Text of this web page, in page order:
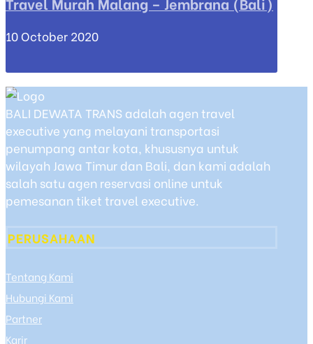
10 October 2020
BALI DEWATA TRANS adalah agen travel
executive yang melayani transportasi
penumpang antar kota, khususnya untuk
wilayah Jawa Timur dan Bali, dan kami adalah
salah satu agen reservasi online untuk
pemesanan tiket travel executive.
PERUSAHAAN
Tentang Kami
Hubungi Kami
Partner
Karir